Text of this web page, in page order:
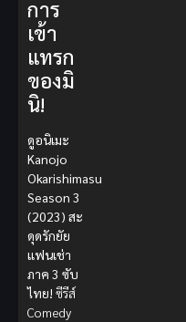
การ
เข้า
แทรก
ของมิ
นิ!
ดูอนิเมะ
Kanojo
Okarishimasu
Season 3
(2023) สะ
ดุดรักยัย
แฟนเช่า
ภาค 3 ซับ
ไทย! ซีรีส์
Comedy